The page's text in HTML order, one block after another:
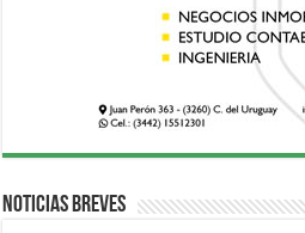
Noticias breves